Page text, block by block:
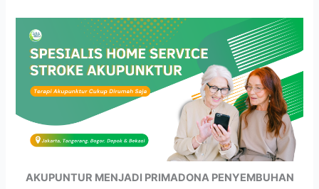
AKUPUNTUR MENJADI PRIMADONA PENYEMBUHAN